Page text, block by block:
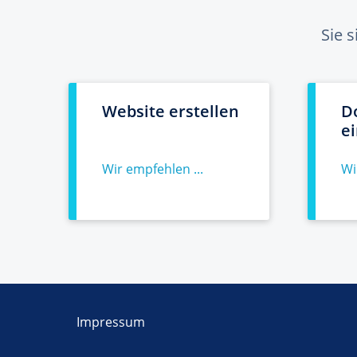
Sie
Website erstellen
Wir empfehlen ...
Impressum